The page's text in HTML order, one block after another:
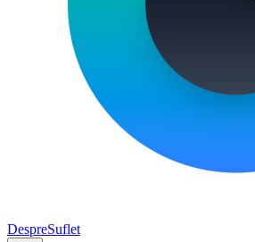
DespreSuflet